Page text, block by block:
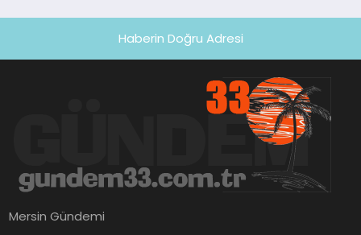
Haberin Doğru Adresi
Mersin Gündemi